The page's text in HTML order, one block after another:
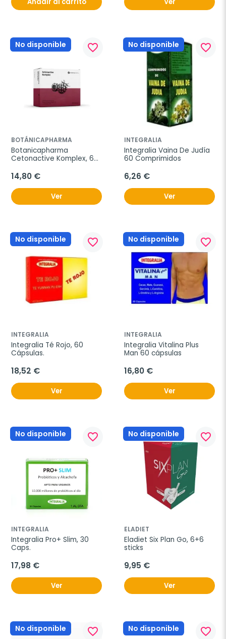
No disponible favorite_border
BOTÁNICAPHARMA
Botanicapharma
Cetonactive Komplex, 60
14,80 €
Ver
No disponible favorite_border
INTEGRALIA
Integralia Vaina De Judía
60 Comprimidos
6,26 €
Ver
No disponible favorite_border
INTEGRALIA
Integralia Té Rojo, 60
Cápsulas.
18,52 €
Ver
No disponible favorite_border
INTEGRALIA
Integralia Vitalina Plus
Man 60 cápsulas
16,80 €
Ver
No disponible favorite_border
INTEGRALIA
Integralia Pro+ Slim, 30
Caps.
17,98 €
Ver
No disponible favorite_border
ELADIET
Eladiet Six Plan Go, 6+6
sticks
9,95 €
Ver
No disponible favorite_border No disponible favorite_border